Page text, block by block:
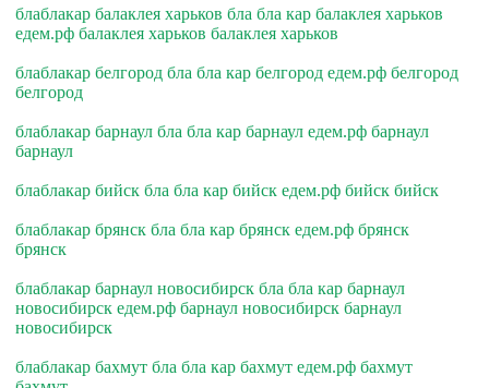
блаблакар балаклея харьков бла бла кар балаклея харьков
едем.рф балаклея харьков балаклея харьков
блаблакар белгород бла бла кар белгород едем.рф белгород
белгород
блаблакар барнаул бла бла кар барнаул едем.рф барнаул
барнаул
блаблакар бийск бла бла кар бийск едем.рф бийск бийск
блаблакар брянск бла бла кар брянск едем.рф брянск
брянск
блаблакар барнаул новосибирск бла бла кар барнаул
новосибирск едем.рф барнаул новосибирск барнаул
новосибирск
блаблакар бахмут бла бла кар бахмут едем.рф бахмут